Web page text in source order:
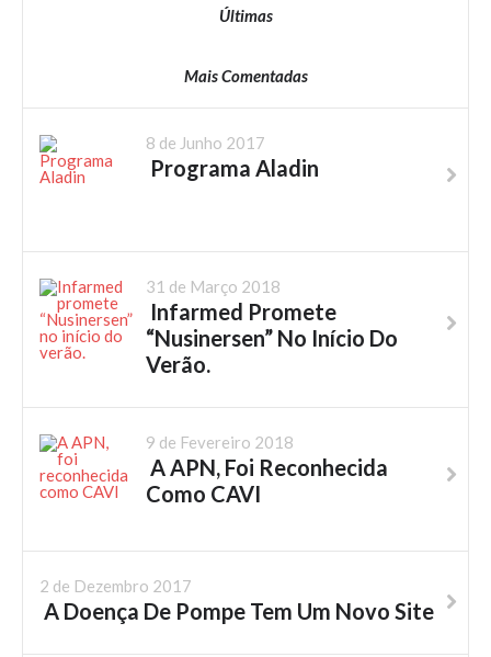
Últimas
Mais Comentadas
8 de Junho 2017
Programa Aladin
31 de Março 2018
Infarmed Promete
“Nusinersen” No Início Do
Verão.
9 de Fevereiro 2018
A APN, Foi Reconhecida
Como CAVI
2 de Dezembro 2017
A Doença De Pompe Tem Um Novo Site